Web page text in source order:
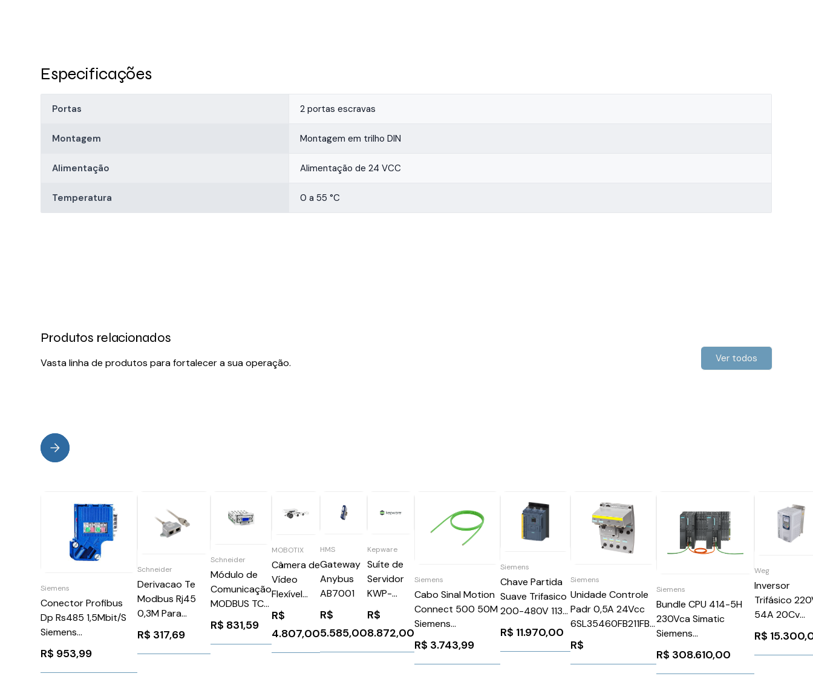
Especificações
Portas 2 portas escravas
Montagem Montagem em trilho DIN
Alimentação Alimentação de 24 VCC
Temperatura 0 a 55 °C
Produtos relacionados
Vasta linha de produtos para fortalecer a sua operação. Ver todos
Siemens
Conector Profibus
Dp Rs485 1,5Mbit/S
Siemens
6ES79720DA600XA0
R$ 953,99
Schneider
Derivacao Te
Modbus Rj45
0,3M Para
Inversor Atv
600/900 -
Schneider
R$ 317,69
Schneider
Módulo de
Comunicação
MODBUS TCP
EtherNet IP
com 2xRJ45
Schneider
R$ 831,59
MOBOTIX
Câmera de
Vídeo
Flexível
S74A Mx-
S74A
R$
4.807,00
HMS
Gateway
Anybus
AB7001
R$
5.585,00
Kepware
Suíte de
Servidor
KWP-
DDECC0-
PRD
R$
8.872,00
Siemens
Cabo Sinal Motion
Connect 500 50M
Siemens
6FX50081BD411FA0
R$ 3.743,99
Siemens
Chave Partida
Suave Trifasico
200-480V 113A
110-250V
3RW55346HF14
Siemens
R$ 11.970,00
Siemens
Unidade Controle
Padr 0,5A 24Vcc
6SL35460FB211FB0
Siemens 163054
R$
Siemens
Bundle CPU 414-5H
230Vca Simatic
Siemens
6ES74000HR024AB0
R$ 308.610,00
Weg
Inversor
Trifásico
54A 20Cv
WEG Weg
10193861
R$